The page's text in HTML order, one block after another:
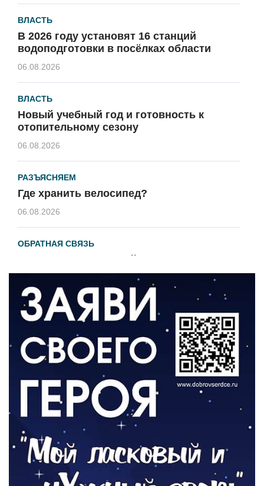
ВЛАСТЬ
В 2026 году установят 16 станций
водоподготовки в посёлках области
06.08.2026
ВЛАСТЬ
Новый учебный год и готовность к
отопительному сезону
06.08.2026
РАЗЪЯСНЯЕМ
Где хранить велосипед?
06.08.2026
ОБРАТНАЯ СВЯЗЬ
Администрация онлайн
ВЛАСТЬ
День памяти и «Симфония народов»
06.08.2026
Новый настил на экотропе
05.08.2026